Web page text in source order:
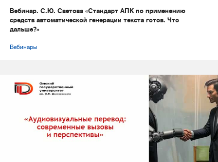
Вебинар. С.Ю. Светова «Стандарт АПК по применению
средств автоматической генерации текста готов. Что
дальше?»
Вебинары